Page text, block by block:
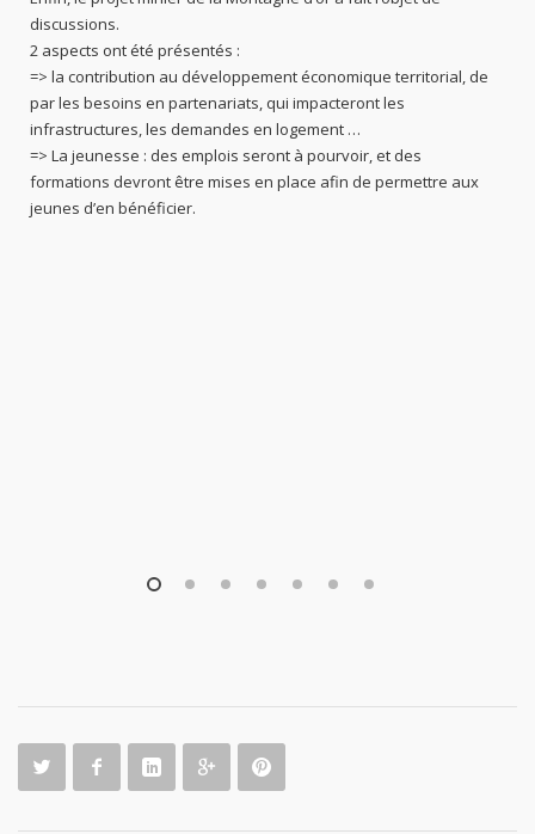
discussions.
2 aspects ont été présentés :
=> la contribution au développement économique territorial, de
par les besoins en partenariats, qui impacteront les
infrastructures, les demandes en logement …
=> La jeunesse : des emplois seront à pourvoir, et des
formations devront être mises en place afin de permettre aux
jeunes d’en bénéficier.
1